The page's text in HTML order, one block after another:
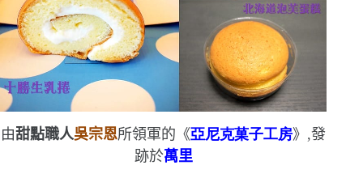
由甜點職人吳宗恩所領軍的《亞尼克菓子工房》,發
跡於萬里